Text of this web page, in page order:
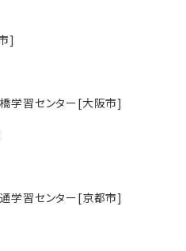
]
学習センター[大阪市]
学習センター[京都市]